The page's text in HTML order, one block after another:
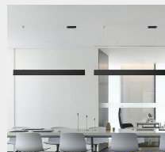
လင်းနေသည်။